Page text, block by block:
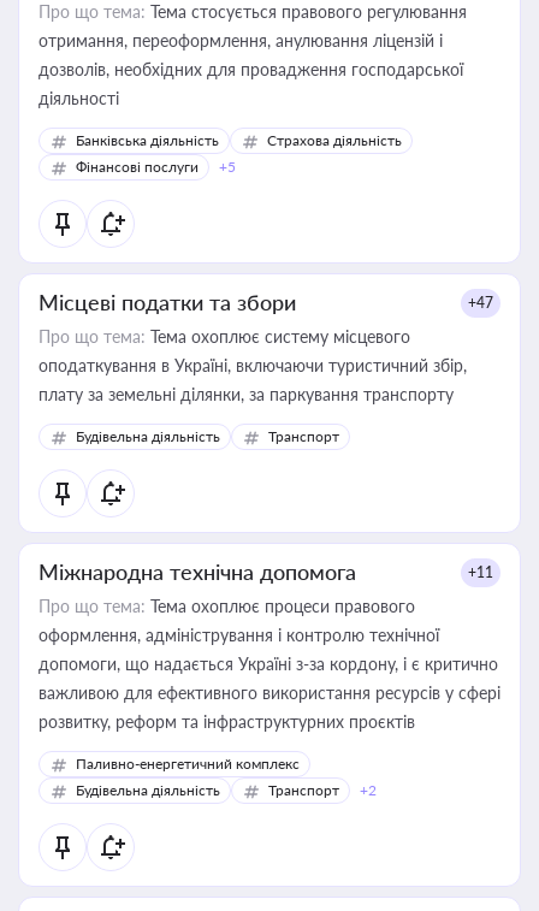
Про що тема: Тема стосується правового регулювання
отримання, переоформлення, анулювання ліцензій і
дозволів, необхідних для провадження господарської
діяльності
Банківська діяльність
Страхова діяльність
Фінансові послуги
+5
Місцеві податки та збори +47
Про що тема: Тема охоплює систему місцевого
оподаткування в Україні, включаючи туристичний збір,
плату за земельні ділянки, за паркування транспорту
Будівельна діяльність Транспорт
Міжнародна технічна допомога +11
Про що тема: Тема охоплює процеси правового
оформлення, адміністрування і контролю технічної
допомоги, що надається Україні з-за кордону, і є критично
важливою для ефективного використання ресурсів у сфері
розвитку, реформ та інфраструктурних проєктів
Паливно-енергетичний комплекс
Будівельна діяльність
Транспорт +2